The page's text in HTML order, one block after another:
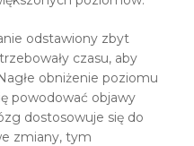
odstawiony zbyt
czasu, aby
obniżenie poziomu
powodować objawy
dostosowuje się do
zmiany, tym